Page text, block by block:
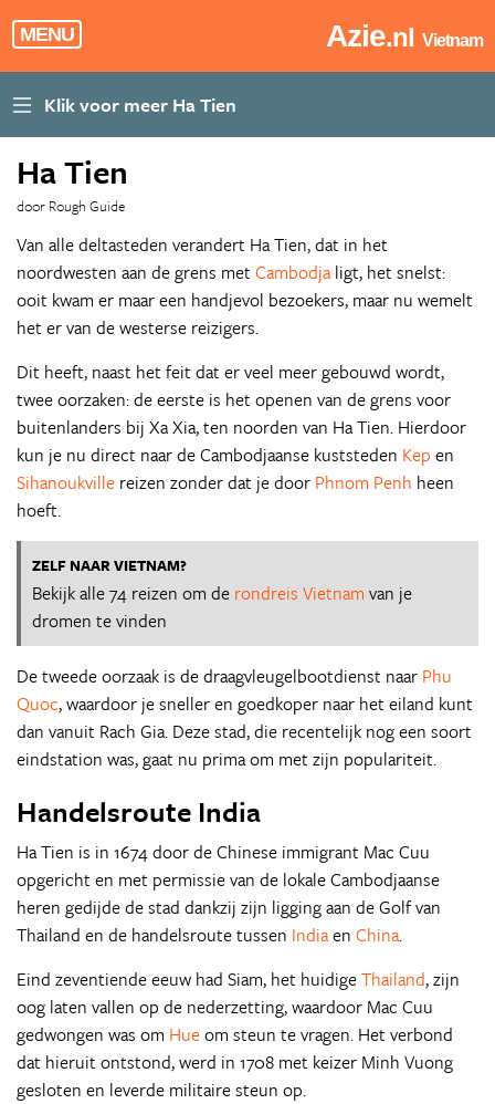
MENU Azie.nl Vietnam
Ha Tien
door Rough Guide
Van alle deltasteden verandert Ha Tien, dat in het
noordwesten aan de grens met Cambodja ligt, het snelst:
ooit kwam er maar een handjevol bezoekers, maar nu wemelt
het er van de westerse reizigers.
Dit heeft, naast het feit dat er veel meer gebouwd wordt,
twee oorzaken: de eerste is het openen van de grens voor
buitenlanders bij Xa Xia, ten noorden van Ha Tien. Hierdoor
kun je nu direct naar de Cambodjaanse kuststeden Kep en
Sihanoukville reizen zonder dat je door Phnom Penh heen
hoeft.
ZELF NAAR VIETNAM?
Bekijk alle 74 reizen om de rondreis Vietnam van je
dromen te vinden
De tweede oorzaak is de draagvleugelbootdienst naar Phu
Quoc, waardoor je sneller en goedkoper naar het eiland kunt
dan vanuit Rach Gia. Deze stad, die recentelijk nog een soort
eindstation was, gaat nu prima om met zijn populariteit.
Handelsroute India
Ha Tien is in 1674 door de Chinese immigrant Mac Cuu
opgericht en met permissie van de lokale Cambodjaanse
heren gedijde de stad dankzij zijn ligging aan de Golf van
Thailand en de handelsroute tussen Indiaen China.
Eind zeventiende eeuw had Siam, het huidigeThailand, zijn
oog laten vallen op de nederzetting, waardoor Mac Cuu
gedwongen was om Hueom steun te vragen. Het verbond
dat hieruit ontstond, werd in 1708 met keizer Minh Vuong
gesloten en leverde militaire steun op.